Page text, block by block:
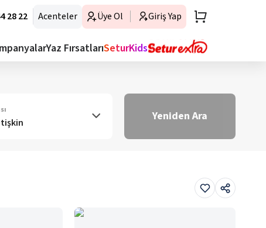
28 22 Acenteler Üye Ol Giriş Yap
Yaz FırsatlarıSeturKids
Yeniden Ara